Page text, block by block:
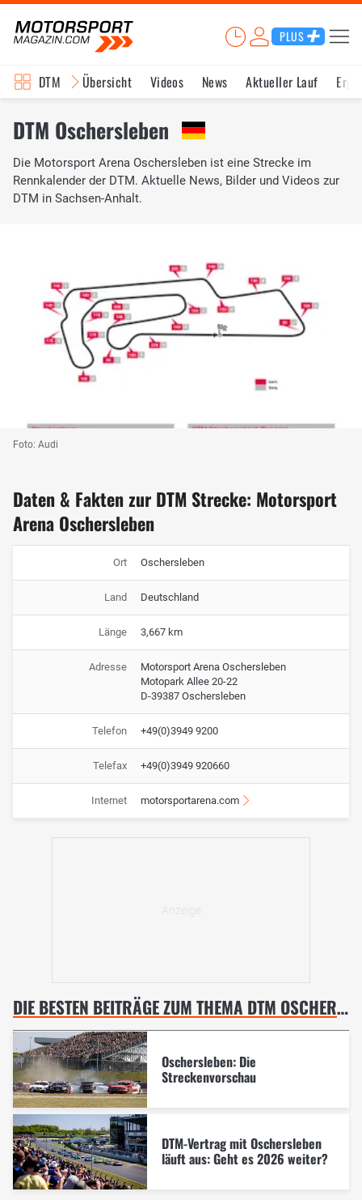
PLUS
DTM Übersicht Videos News Aktueller Lauf
DTM Oschersleben
Die Motorsport Arena Oschersleben ist eine Strecke im
Rennkalender der DTM. Aktuelle News, Bilder und Videos zur
DTM in Sachsen-Anhalt.
Foto: Audi
Daten & Fakten zur DTM Strecke: Motorsport
Arena Oschersleben
Ort Oschersleben
Land Deutschland
Länge 3,667 km
Adresse
Motorsport Arena Oschersleben
Motopark Allee 20-22
D-39387 Oschersleben
Telefon +49(0)3949 9200
Telefax +49(0)3949 920660
Internet motorsportarena.com
DIE BESTEN BEITRÄGE ZUM THEMA DTM OSCHERSLEBEN
Oschersleben: Die
Streckenvorschau
DTM-Vertrag mit Oschersleben
läuft aus: Geht es 2026 weiter?